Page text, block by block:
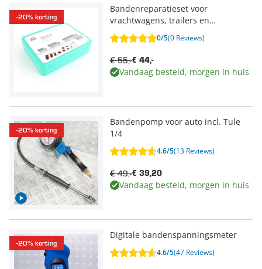
-20% korting
Bandenreparatieset voor
vrachtwagens, trailers en
tourbussen
0/5(0 Reviews)
€ 44,-
€ 55,-
Vandaag besteld, morgen in huis
-20% korting
Bandenpomp voor auto incl. Tule
1/4
4.6/5(13 Reviews)
€ 39,20
€ 49,-
Vandaag besteld, morgen in huis
-20% korting
Digitale bandenspanningsmeter
4.6/5(47 Reviews)